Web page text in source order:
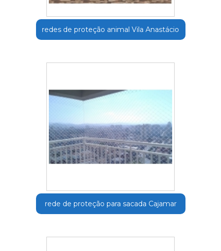
redes de proteção animal Vila Anastácio
rede de proteção para sacada Cajamar